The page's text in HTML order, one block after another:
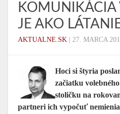
KOMUNIKÁCIA
JE AKO
AKTUALNE.SK 27. MARCA
Hoci si štyria
začiatku
stoličku na
partneri ich vypočuť